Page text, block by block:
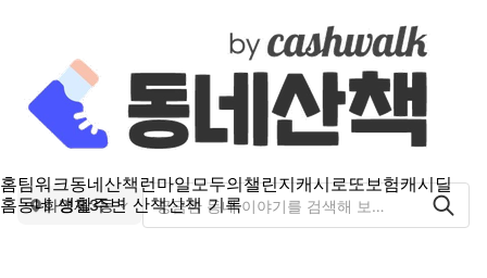
홈팀워크동네산책 런마일모두의챌린지캐시로또보험캐시딜
홈동네 생활주변 산책산책 기록
화명제3동